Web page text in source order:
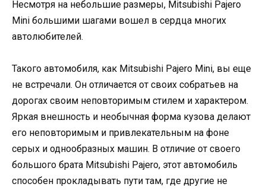
Несмотря на небольшие размеры, Mitsubishi Pajero
Mini большими шагами вошел в сердца многих
автолюбителей.
Такого автомобиля, как Mitsubishi Pajero Mini, вы еще
не встречали. Он отличается от своих собратьев на
дорогах своим неповторимым стилем и характером.
Яркая внешность и необычная форма кузова делают
его неповторимым и привлекательным на фоне
серых и однообразных машин. В отличие от своего
большого брата Mitsubishi Pajero, этот автомобиль
способен прокладывать пути там, где другие не